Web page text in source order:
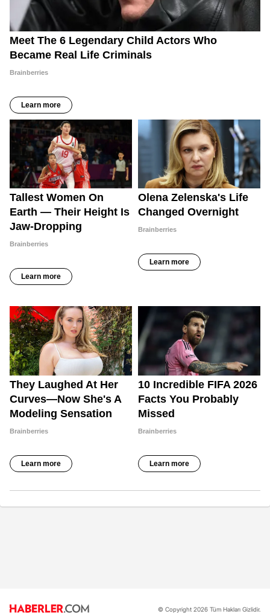
© Copyright 2026 Tüm Hakları Gizlidir.